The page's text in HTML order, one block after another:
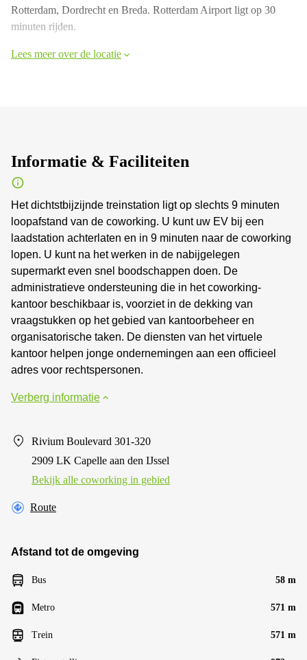
Rotterdam, Dordrecht en Breda. Rotterdam Airport ligt op 30
minuten rijden.
Lees meer over de locatie
Informatie & Faciliteiten
Het dichtstbijzijnde treinstation ligt op slechts 9 minuten
loopafstand van de coworking. U kunt uw EV bij een
laadstation achterlaten en in 9 minuten naar de coworking
lopen. U kunt na het werken in de nabijgelegen
supermarkt even snel boodschappen doen. De
administratieve ondersteuning die in het coworking-
kantoor beschikbaar is, voorziet in de dekking van
vraagstukken op het gebied van kantoorbeheer en
organisatorische taken. De diensten van het virtuele
kantoor helpen jonge ondernemingen aan een officieel
adres voor rechtspersonen.
Verberg informatie
Rivium Boulevard 301-320
2909 LK Capelle aan den IJssel
Bekijk alle сoworking in gebied
Route
Afstand tot de omgeving
Bus 58 m
Metro 571 m
Trein 571 m